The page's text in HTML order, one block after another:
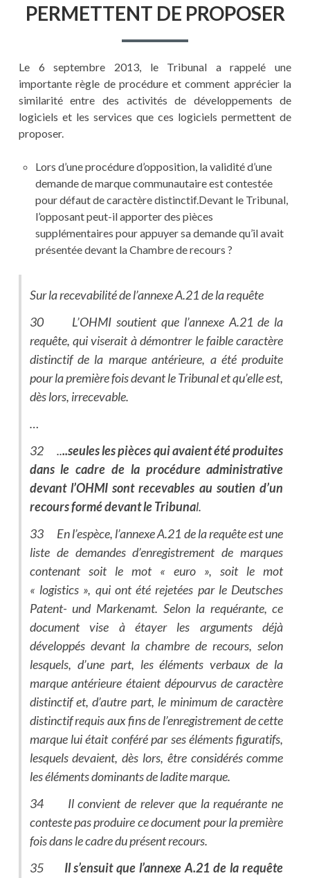
PERMETTENT DE PROPOSER
Le 6 septembre 2013, le Tribunal a rappelé une
importante règle de procédure et comment apprécier la
similarité entre des activités de développements de
logiciels et les services que ces logiciels permettent de
proposer.
Lors d’une procédure d’opposition, la validité d’une
demande de marque communautaire est contestée
pour défaut de caractère distinctif.Devant le Tribunal,
l’opposant peut-il apporter des pièces
supplémentaires pour appuyer sa demande qu’il avait
présentée devant la Chambre de recours ?
Sur la recevabilité de l’annexe A.21 de la requête
30 L’OHMI soutient que l’annexe A.21 de la
requête, qui viserait à démontrer le faible caractère
distinctif de la marque antérieure, a été produite
pour la première fois devant le Tribunal et qu’elle est,
dès lors, irrecevable.
…
32 ....seules les pièces qui avaient été produites
dans le cadre de la procédure administrative
devant l’OHMI sont recevables au soutien d’un
recours formé devant le Tribunal.
33 En l’espèce, l’annexe A.21 de la requête est une
liste de demandes d’enregistrement de marques
contenant soit le mot « euro », soit le mot
« logistics », qui ont été rejetées par le Deutsches
Patent- und Markenamt. Selon la requérante, ce
document vise à étayer les arguments déjà
développés devant la chambre de recours, selon
lesquels, d’une part, les éléments verbaux de la
marque antérieure étaient dépourvus de caractère
distinctif et, d’autre part, le minimum de caractère
distinctif requis aux fins de l’enregistrement de cette
marque lui était conféré par ses éléments figuratifs,
lesquels devaient, dès lors, être considérés comme
les éléments dominants de ladite marque.
34 Il convient de relever que la requérante ne
conteste pas produire ce document pour la première
fois dans le cadre du présent recours.
35
Il s’ensuit que l’annexe A.21 de la requête